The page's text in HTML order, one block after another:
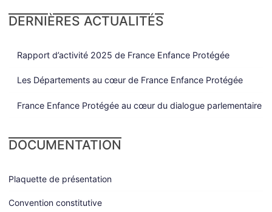
DERNIÈRES ACTUALITÉS
Rapport d’activité 2025 de France Enfance Protégée
Les Départements au cœur de France Enfance Protégée
France Enfance Protégée au cœur du dialogue parlementaire
DOCUMENTATION
Plaquette de présentation
Convention constitutive